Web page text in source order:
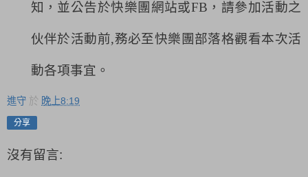
知，並公告於快樂團網站或FB ，請參加活動之
伙伴於活動前,務必至快樂團部落格觀看本次活
動各項事宜。
進守 於 晚上8:19
分享
沒有留言: